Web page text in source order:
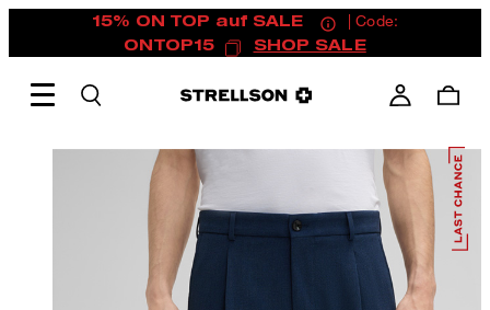
15% ON TOP auf SALE
| Code:
ONTOP15
SHOP SALE